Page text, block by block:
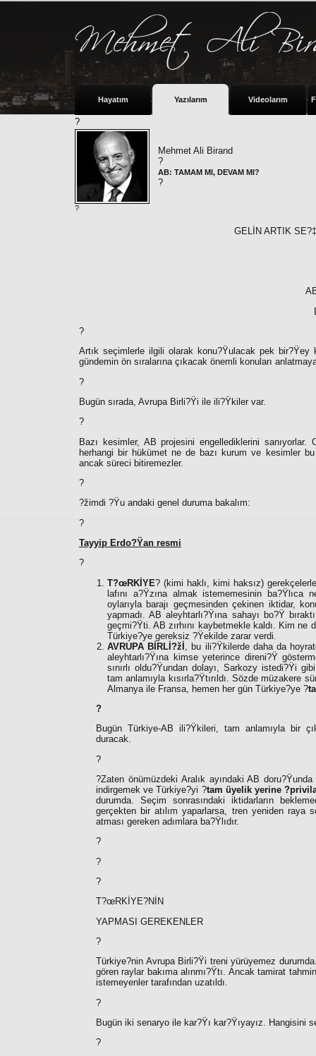
Hayatım Yazılarım Videolarım
?
Mehmet Ali Birand
?
AB: TAMAM MI, DEVAM MI?
?
?
GELİN ARTIK
?
Artık seçimlerle ilgili olarak konu?Ÿulacak pek bir?Ÿey
gündemin ön sıralarına çıkacak önemli konuları
?
Bugün sırada, Avrupa Birli?Ÿi ile ili?Ÿkiler var.
?
Bazı kesimler, AB projesini engellediklerini sanıyorlar.
herhangi bir hükümet ne de bazı kurum ve kesimler
ancak süreci bitiremezler.
?
?žimdi ?Ÿu andaki genel duruma bakalım:
?
Tayyip Erdo?Ÿan resmi
?
T?œRKİYE? (kimi haklı, kimi haksız)
lafını a?Ÿzına almak istememesinin
oylarıyla barajı geçmesinden çekinen iktidar,
yapmadı. AB aleyhtarlı?Ÿına sahayı bo?Ÿ
geçmi?Ÿti. AB zırhını kaybetmekle kaldı. Kim
Türkiye?ye gereksiz ?Ÿekilde zarar verdi.
AVRUPA BİRLİ?žİ , bu ili?Ÿkilerde daha da
aleyhtarlı?Ÿına kimse yeterince direni?Ÿ
sınırlı oldu?Ÿundan dolayı, Sarkozy istedi?Ÿi
tam anlamıyla kısırla?Ÿtırıldı. Sözde
Almanya ile Fransa, hemen her gün Türkiye?ye ?
?
Bugün Türkiye-AB ili?Ÿkileri, tam anlamıyla bir
duracak.
?
?Zaten önümüzdeki Aralık ayındaki AB
indirgemek ve Türkiye?yi ?tam üyelik yerine
durumda. Seçim sonrasındaki iktidarların
gerçekten bir atılım yaparlarsa, tren yeniden raya
atması gereken adımlara ba?Ÿlıdır.
?
?
?
T?œRKİYE?NİN
YAPMASI GEREKENLER
?
Türkiye?nin Avrupa Birli?Ÿi treni yürüyemez
gören raylar bakıma alınmı?Ÿtı. Ancak tamirat
istemeyenler tarafından uzatıldı.
?
Bugün iki senaryo ile kar?Ÿı kar?Ÿıyayız. Hangisini
?